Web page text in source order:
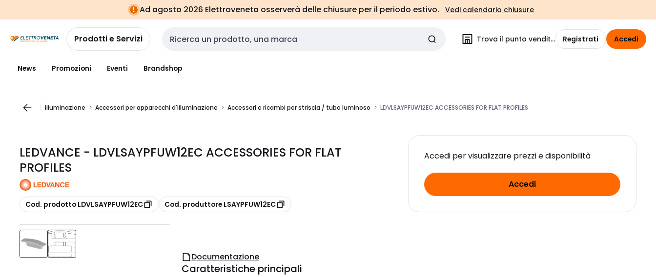
navigazionealla
pagina
Ad agosto 2026 Elettroveneta osserverà delle chiusure per il periodo estivo. Vedi calendario chiusure
Prodotti e Servizi Cerca input Trova il punto vendita Registrati Accedi
News Promozioni Eventi Brandshop
Illuminazione Accessori per apparecchi d'illuminazione Accessori e ricambi per striscia / tubo luminoso LDVLSAYPFUW12EC ACCESSORIES FOR FLAT PROFILES
LEDVANCE - LDVLSAYPFUW12EC ACCESSORIES FOR FLAT
PROFILES
copia
Cod. prodotto LDVLSAYPFUW12EC copia
Cod. produttore LSAYPFUW12EC
Accedi per visualizzare prezzi e disponibilità
Accedi
Documentazione
Caratteristiche principali